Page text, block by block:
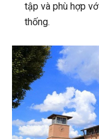
tập và phù hợp
thống.